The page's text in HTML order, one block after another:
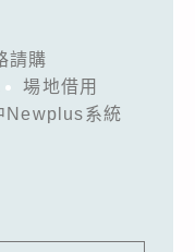
請購
場地借用
Newplus系統